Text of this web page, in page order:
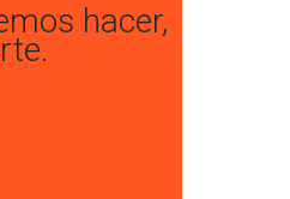
hacer,